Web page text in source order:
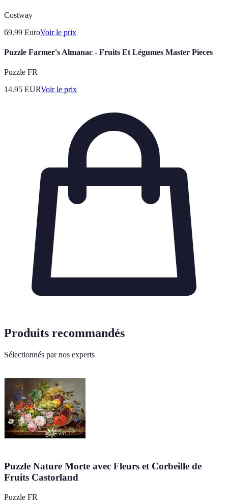
Costway
69.99 EuroVoir le prix
Puzzle Farmer's Almanac - Fruits Et Légumes Master Pieces
Puzzle FR
14.95 EURVoir le prix
Produits recommandés
Sélectionnés par nos experts
Puzzle Nature Morte avec Fleurs et Corbeille de
Fruits Castorland
Puzzle FR